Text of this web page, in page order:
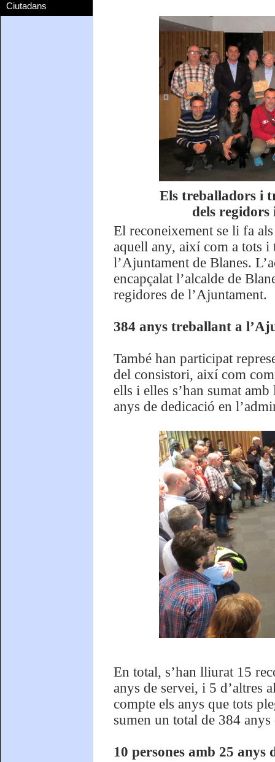
Ciutadans
Els treballadors i
dels
El reconeixement se li fa
aquell any, així com a tots i
l’Ajuntament de Blanes.
encapçalat l’alcalde de
regidores de l’Ajuntament.
384 anys treballant a
També han participat
del consistori, així com
ells i elles s’han sumat
anys de dedicació en
En total, s’han lliurat 15
anys de servei, i 5 d’altres
compte els anys que tots
sumen un total de 384
10 persones amb 25 anys